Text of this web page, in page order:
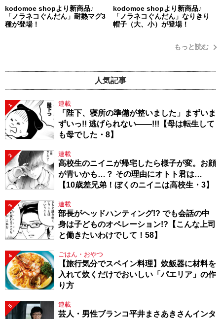
kodomoe shopより新商品♪
「ノラネコぐんだん」耐熱マグ3
種が登場！
kodomoe shopより新商品♪
「ノラネコぐんだん」なりきり
帽子（大、小）が登場！
もっと読む
人気記事
1 連載
「陛下、寝所の準備が整いました」まずいま
ずいっ!! 逃げられない――!!!【母は転生して
も母でした・8】
2 連載
高校生のニイニが帰宅したら様子が変。お顔
が青いかも…？ その理由にオトト君は…
【10歳差兄弟！ぼくのニイニは高校生・3】
3 連載
部長がヘッドハンティング!? でも会話の中
身は子どものオペレーション!?【こんな上司
と働きたいわけでして！58】
4 ごはん・おやつ
【旅行気分でスペイン料理】炊飯器に材料を
入れて炊くだけでおいしい「パエリア」の作
り方
5 連載
芸人・男性ブランコ平井まさあきさんインタ